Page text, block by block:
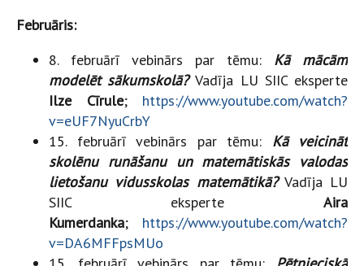
Februāris:
8. februārī vebinārs par tēmu: Kā mācām
modelēt sākumskolā?Vadīja LU SIIC eksperte
Ilze Cīrule; https://www.youtube.com/watch?
v=eUF7NyuCrbY
15. februārī vebinārs par tēmu: Kā veicināt
skolēnu runāšanu un matemātiskās valodas
lietošanu vidusskolas matemātikā?Vadīja LU
SIIC eksperte Aira
Kumerdanka; https://www.youtube.com/watch?
v=DA6MFFpsMUo